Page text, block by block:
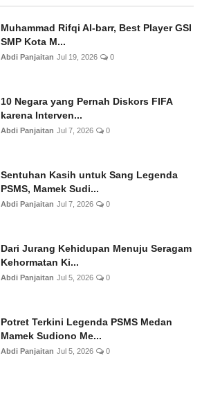
Muhammad Rifqi Al-barr, Best Player GSI
SMP Kota M...
Abdi Panjaitan Jul 19, 2026 0
10 Negara yang Pernah Diskors FIFA
karena Interven...
Abdi Panjaitan Jul 7, 2026 0
Sentuhan Kasih untuk Sang Legenda
PSMS, Mamek Sudi...
Abdi Panjaitan Jul 7, 2026 0
Dari Jurang Kehidupan Menuju Seragam
Kehormatan Ki...
Abdi Panjaitan Jul 5, 2026 0
Potret Terkini Legenda PSMS Medan
Mamek Sudiono Me...
Abdi Panjaitan Jul 5, 2026 0